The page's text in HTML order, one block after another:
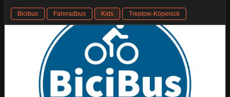
Bicibus Fahrradbus Kids Treptow-Köpenick